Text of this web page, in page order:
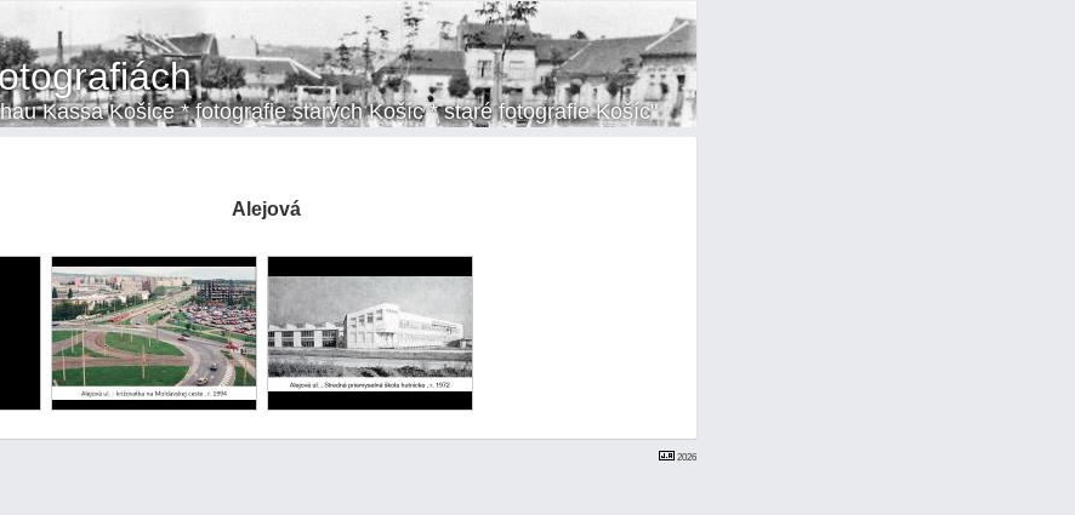
Kassa Košice * fotografie starých Košíc * staré fotografie Košíc"
Alejová
2026